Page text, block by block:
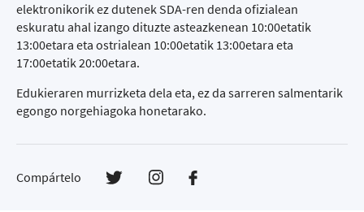
elektronikorik ez dutenek SDA-ren denda ofizialean
eskuratu ahal izango dituzte asteazkenean 10:00etatik
13:00etara eta ostrialean 10:00etatik 13:00etara eta
17:00etatik 20:00etara.
Edukieraren murrizketa dela eta, ez da sarreren salmentarik
egongo norgehiagoka honetarako.
Compártelo